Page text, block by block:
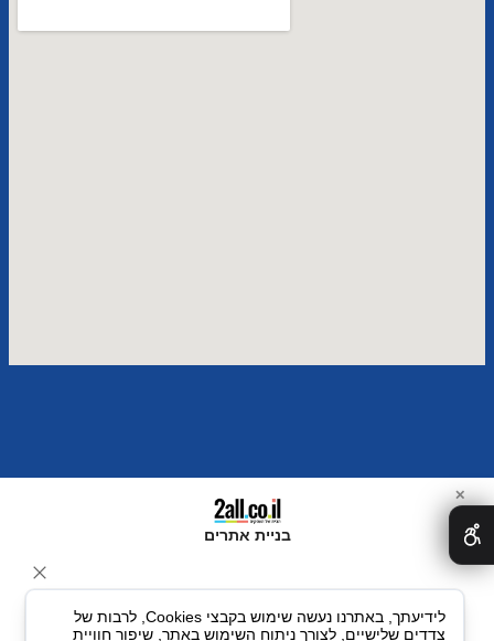
בניית אתרים
✕
לידיעתך, באתרנו נעשה שימוש בקבצי Cookies, לרבות של
צדדים שלישיים, לצורך ניתוח השימוש באתר, שיפור חוויית